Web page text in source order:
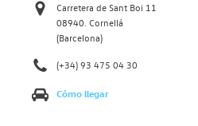
Carretera de Sant Boi 11
08940. Cornellá
(Barcelona)
(+34) 93 475 04 30
Cómo llegar